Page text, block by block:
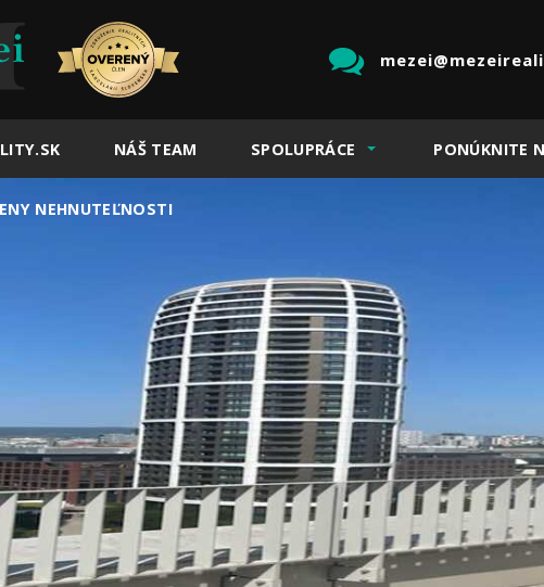
NÁŠ TEAM SPOLUPRÁCE PONÚKNITE
NEHNUTEĽNOSTI